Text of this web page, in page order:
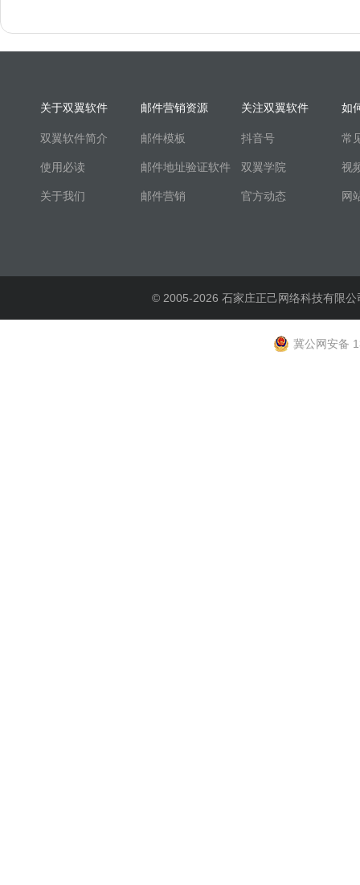
关于双翼软件
双翼软件简介
使用必读
关于我们
邮件营销资源
邮件模板
邮件地址验证软件
邮件营销
关注双翼软件
抖音号
双翼学院
官方动态
如
常
视
网
© 2005-2026 石家庄正己网络科技有限
冀公网安备